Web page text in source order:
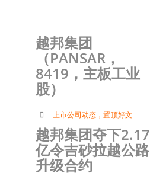
越邦集团
（PANSAR，
8419，主板工业
股）
上市公司动态 ，置顶好文
越邦集团夺下2.17
亿令吉砂拉越公路
升级合约